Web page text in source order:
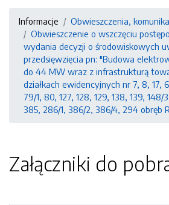
Informacje
Obwieszczenia,
Obwieszczenie o wszczęciu
wydania decyzji o środowiskowych
przedsięwzięcia pn: "Budowa
do 44 MW wraz z infrastrukturą
działkach ewidencyjnych nr 7, 8, 17,
79/1, 80, 127, 128, 129, 138, 139,
385, 286/1, 386/2, 386/4, 294 obręb
Załączniki do